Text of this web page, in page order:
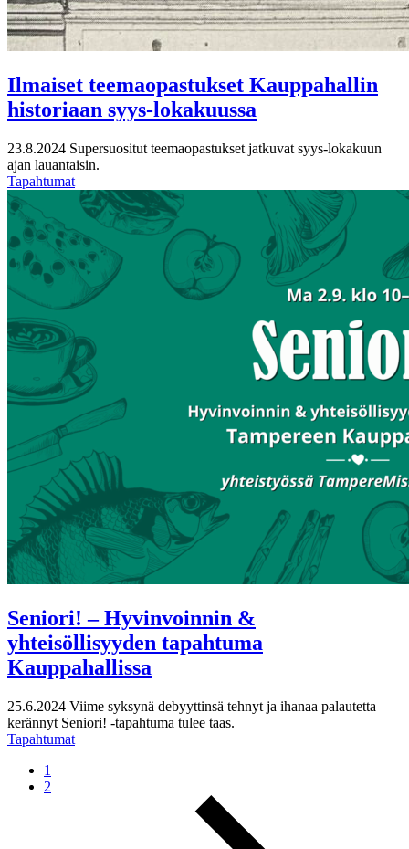
Ilmaiset teemaopastukset Kauppahallin
historiaan syys-lokakuussa
23.8.2024 Supersuositut teemaopastukset jatkuvat syys-lokakuun
ajan lauantaisin.
Tapahtumat
Seniori! – Hyvinvoinnin &
yhteisöllisyyden tapahtuma
Kauppahallissa
25.6.2024 Viime syksynä debyyttinsä tehnyt ja ihanaa palautetta
kerännyt Seniori! -tapahtuma tulee taas.
Tapahtumat
1
2